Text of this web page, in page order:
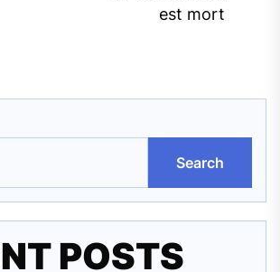
est mort
Search
POSTS